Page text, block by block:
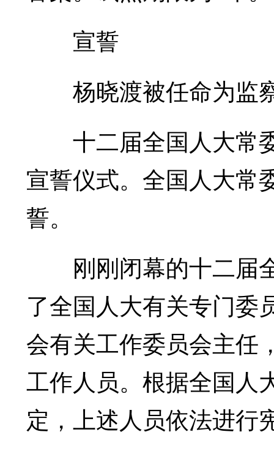
宣誓
杨晓渡被任命为监
十二届全国人大常
宣誓仪式。全国人大常
誓。
刚刚闭幕的十二届
了全国人大有关专门委
会有关工作委员会主任
工作人员。根据全国人
定，上述人员依法进行